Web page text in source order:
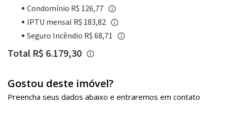
Condomínio R$ 126,77
IPTU mensal R$ 183,82
Seguro Incêndio R$ 68,71
Total R$ 6.179,30
Gostou deste imóvel?
Preencha seus dados abaixo e entraremos em contato